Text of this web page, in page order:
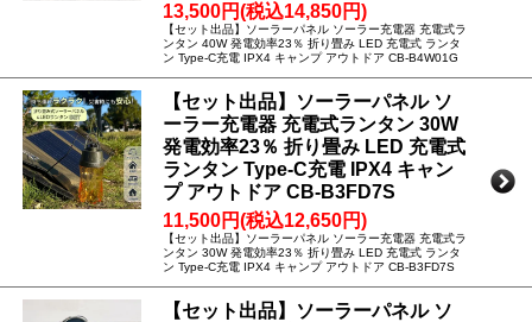
13,500円(税込14,850円)
【セット出品】ソーラーパネル ソーラー充電器 充電式ラ
ンタン 40W 発電効率23％ 折り畳み LED 充電式 ランタ
ン Type-C充電 IPX4 キャンプ アウトドア CB-B4W01G
【セット出品】ソーラーパネル ソ
ーラー充電器 充電式ランタン 30W
発電効率23％ 折り畳み LED 充電式
ランタン Type-C充電 IPX4 キャン
プ アウトドア CB-B3FD7S
11,500円(税込12,650円)
【セット出品】ソーラーパネル ソーラー充電器 充電式ラ
ンタン 30W 発電効率23％ 折り畳み LED 充電式 ランタ
ン Type-C充電 IPX4 キャンプ アウトドア CB-B3FD7S
【セット出品】ソーラーパネル ソ